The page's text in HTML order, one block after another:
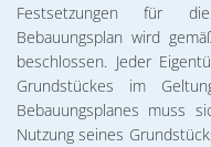
Festsetzungen für
Bebauungsplan wird
beschlossen. Jeder
Grundstückes im
Bebauungsplanes muss
Nutzung seines